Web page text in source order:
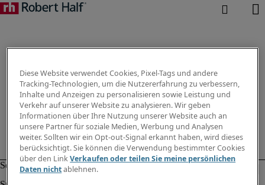
Diese Website verwendet Cookies, Pixel-Tags und andere
Tracking-Technologien, um die Nutzererfahrung zu verbessern,
Inhalte und Anzeigen zu personalisieren sowie Leistung und
Verkehr auf unserer Website zu analysieren. Wir geben
Informationen über Ihre Nutzung unserer Website auch an
unsere Partner für soziale Medien, Werbung und Analysen
weiter. Sollten wir ein Opt-out-Signal erkannt haben, wird dieses
berücksichtigt. Sie können die Verwendung bestimmter Cookies
über den LinkVerkaufen oder teilen Sie meine persönlichen
Daten nichtablehnen.